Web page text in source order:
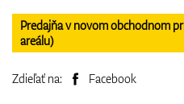
Predajňa v novom obchodnom
areálu)
Zdieľať na: Facebook